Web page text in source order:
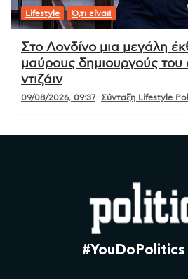
Lifestyle Ό,τι είναι!
Στο Λονδίνο μια μεγάλη
μαύρους δημιουργούς του
ντιζάιν
09/08/2026, 09:37 Σύνταξη Lifestyle
#YouDoPolitics